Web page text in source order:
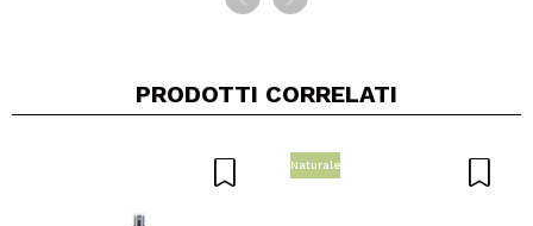
PRODOTTI CORRELATI
Naturale